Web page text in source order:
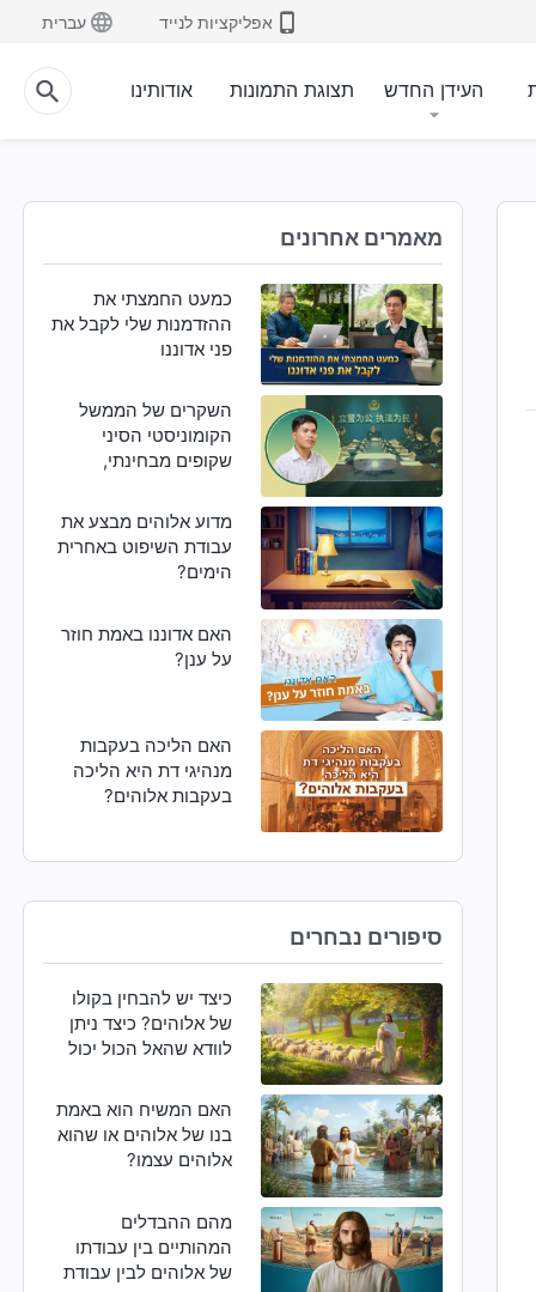
אפליקציות לנייד עברית
העידן החדש תצוגת התמונות אודותינו
מאמרים אחרונים
כמעט החמצתי את
ההזדמנות שלי לקבל את
פני אדוננו
השקרים של הממשל
הקומוניסטי הסיני
שקופים מבחינתי,
אליו בחזרה
מדוע אלוהים מבצע את
עבודת השיפוט באחרית
הימים?
האם אדוננו באמת חוזר
על ענן?
האם הליכה בעקבות
מנהיגי דת היא הליכה
בעקבות אלוהים?
סיפורים נבחרים
כיצד יש להבחין בקולו
של אלוהים? כיצד ניתן
לוודא שהאל הכול יכול
האם המשיח הוא באמת
בנו של אלוהים או שהוא
אלוהים עצמו?
מהם ההבדלים
המהותיים בין עבודתו
של אלוהים לבין עבודת